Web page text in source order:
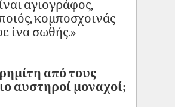
αγιογράφος,
κομποσχοινάς
ίνα σωθής.»
από τους
αυστηροί μοναχοί;